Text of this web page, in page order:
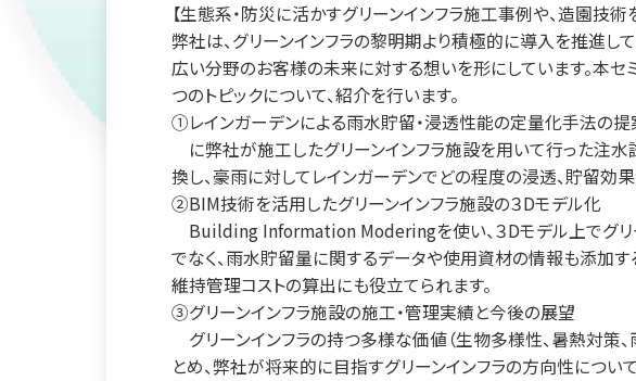
【生態系・防災に活かすグリーンインフラ施工事例や、造園技
弊社は、グリーンインフラの黎明期より積極的に導入を推進して
広い分野のお客様の未来に対する想いを形にしています。本セ
つのトピックについて、紹介を行います。
①レインガーデンによる雨水貯留・浸透性能の定量化手法の提
に弊社が施工したグリーンインフラ施設を用いて行った注
換し、豪雨に対してレインガーデンでどの程度の浸透、貯留効
②BIM技術を活用したグリーンインフラ施設の３Dモデル化
Building Information Moderingを使い、３Dモデル上でグリ
でなく、雨水貯留量に関するデータや使用資材の情報も添加
維持管理コストの算出にも役立てられます。
③グリーンインフラ施設の施工・管理実績と今後の展望
グリーンインフラの持つ多様な価値（生物多様性、暑熱対策
とめ、弊社が将来的に目指すグリーンインフラの方向性につい